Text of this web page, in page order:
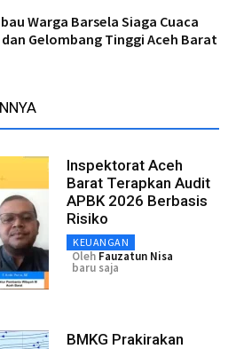
Warga Barsela Siaga Cuaca
Gelombang Tinggi Aceh Barat
Inspektorat Aceh
Barat Terapkan Audit
APBK 2026 Berbasis
Risiko
KEUANGAN
Oleh Fauzatun Nisa
baru saja
BMKG Prakirakan